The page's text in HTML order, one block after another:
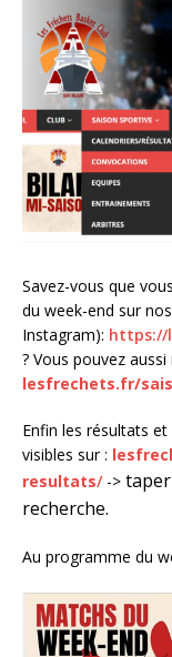
Savez-vous que
du week-end sur
Instagram): https://
? Vous pouvez
lesfrechets.fr/
Enfin les résultats
visibles sur :
resultats/-> taper
recherche.
Au programme du